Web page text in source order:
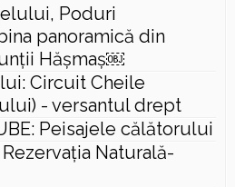
Poduri
panoramică din
Hășmaș￼
Circuit Cheile
- versantul drept
Peisajele călătorului
Naturală-